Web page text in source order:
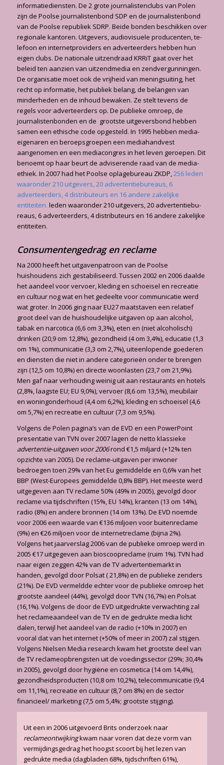
informatiediensten. De 2 grote journalistenclubs van Polen
zijn de Poolse journalistenbond SDP en de journalistenbond
van de Poolse republiek SDRP. Beide bonden beschikken over
regionale kantoren. Uitgevers, audiovisuele producenten, te­
lefoon en internetproviders en adverteerders hebben hun
eigen clubs. De nationale uitzen­draad KRRiT gaat over het
beleid ten aanzien van uitzendmedia en zendvergunningen.
De organisatie moet ook de vrijheid van meningsuiting, het
recht op informatie, het publiek be­lang, de belangen van
minderheden en de inhoud bewaken. Ze stelt tevens de
regels voor adverteerders op. De publieke omroep, de
journalistenbonden en de grootste uitgeversbond hebben
samen een ethische code opgesteld. In 1995 hebben media-
eigenaren en beroeps­groepen een mediahandvest
aangenomen en een mediacongres in het leven geroepen. Dit
benoemt op haar beurt de adviserende raad van de media-
ethiek. In 2007 had het Poolse oplagebureau ZKDP,256 leden
waaronder 210 uitgevers, 20 advertentiebu­reaus, 6
adverteerders, 4 distributeurs en 16 andere zakelijke
entiteiten. leden waaronder 210 uitgevers, 20 advertentiebu­
reaus, 6 adverteerders, 4 distributeurs en 16 andere zakelijke
entiteiten.
Consumentengedrag en reclame
Na 2000 heeft het uitgavenpatroon van de Poolse
huishoudens zich gestabiliseerd. Tussen 2002 en 2006 daalde
het aandeel voor vervoer, kleding en schoeisel en recreatie
en cultuur nog wat en het gedeelte voor communicatie werd
wat groter. In 2006 ging naar EU27 maatstaven een relatief
groot deel van de huishoudelijke uitgaven op aan alcohol,
tabak en narcotica (6,6 om 3,3%), eten en (niet alcoholisch)
drinken (20,9 om 12,8%), gezondheid (4 om 3,4%), educatie (1,3
om 1%), communicatie (3,3 om 2,7%), uiteenlopende goederen
en diensten die niet in andere categorieën onder te brengen
zijn (12,5 om 10,8%) en directe woonlasten (23,7 om 21,9%).
Men gaf naar verhouding weinig uit aan restaurants en hotels
(2,8%, laagste EU; EU 9,0%), vervoer (8,6 om 13,5%), meubilair
en woningonderhoud (4,4 om 6,2%), kleding en schoeisel (4,6
om 5,7%) en recreatie en cultuur (7,3 om 9,5%).
Volgens de Polen pagina’s van de EVD en een PowerPoint
presentatie van TVN over 2007 lagen de netto klassieke
advertentie-uitgaven voor 2006rond €1,5 miljard (+12% ten
opzichte van 2005). De reclame-uitgaven per inwoner
bedroegen toen 29% van het Eu gemiddelde en 0,6% van het
BBP (West-Europees gemiddelde 0,8% BBP). Het meeste werd
uitgegeven aan TV reclame 50% (49% in 2005), gevolgd door
reclame via tijdschriften (15%, EU 14%), kranten (13 om 14%),
radio (8%) en andere bronnen (14 om 13%). De EVD noemde
voor 2006 een waarde van €136 miljoen voor buitenreclame
(9%) en €26 miljoen voor de internetreclame (bijna 2%).
Volgens het jaarverslag 2006 van de publieke omroep werd in
2005 €17 uitgegeven aan bioscoopreclame (ruim 1%). TVN had
naar eigen zeggen 42% van de TV advertentiemarkt in
handen, gevolgd door Polsat ( 21,8%) en de publieke zenders
(21%). De EVD vermeldde echter voor de publieke omroep het
grootste aandeel (44%), gevolgd door TVN (16,7%) en Polsat
(16,1%). Volgens de door de EVD uitgedrukte verwachting zal
het reclameaandeel van de TV en de gedrukte media licht
dalen, terwijl het aandeel van de radio (+10% in 2007) en
vooral dat van het internet (+50% of meer in 2007) zal stijgen.
Volgens Nielsen Media research kwam het grootste deel van
de TV reclameopbrengsten uit de voedingssector (29%; 30,4%
in 2005), gevolgd door hygiëne en cosmetica (14 om 14,4%),
gezondheidsproducten (10,8 om 10,2%), telecommunicatie (9,4
om 11,1%), recreatie en cultuur (8,7 om 8%) en de sector
financieel/ marketing (7,5 om 5,4%; grootste stijging).
Uit een in 2006 uitgevoerd Brits onderzoek naar
reclameontwijkingkwam naar voren dat deze vorm van
vermijdingsgedrag het hoogst scoort bij het lezen van
gedrukte media (dagbladen 68%, tijdschriften 61%),